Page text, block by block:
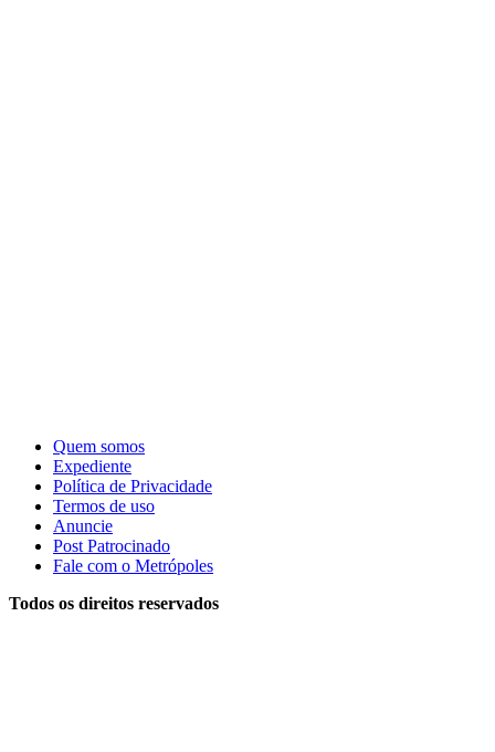
Quem somos
Expediente
Política de Privacidade
Termos de uso
Anuncie
Post Patrocinado
Fale com o Metrópoles
Todos os direitos reservados